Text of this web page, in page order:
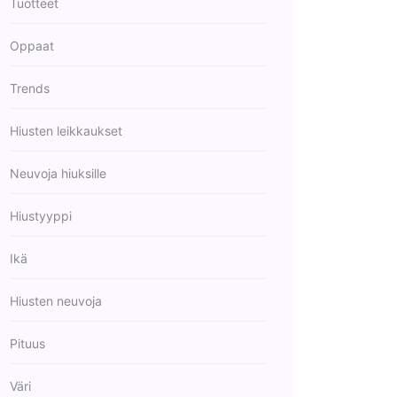
Tuotteet
Oppaat
Trends
Hiusten leikkaukset
Neuvoja hiuksille
Hiustyyppi
Ikä
Hiusten neuvoja
Pituus
Väri